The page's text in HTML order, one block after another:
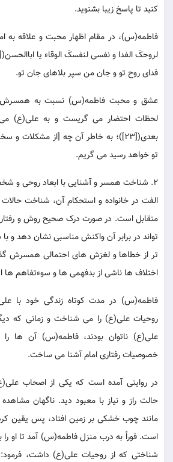
کنید تا پاسخ زیبا بشنوید.
فاطمه(س)، در مقام اظهار محبت و علاقه به
فدای روح تو و جان من سپر بلاهای جان تو.
عشق و محبت فاطمه(س) نسبت به همسرش
لحظات احتضار می گریست و به علی(ع) می
بعدی([23])؛ به خاطر آن چه [از
تو خواهد رسید می گریم.
2. شناخت همسر و آشنایی با ابعاد روحی و
الفت در خانواده و استحکام آن، شناخت
متقابل است. در صورت درک صحیح روش و
تواند در برابر آن واکنش مناسبی نشان دهد و
تر از خطاها و لغزش های احتمالی همسرش
اختلاف ها ناشی از بدفهمی ها و سوءتفاهم
فاطمه(س) در مدت کوتاه زندگی خود با
روحیات علی(ع) را می شناخت و زمانی که
علی(ع) ناتوان بودند، فاطمه(س) آن ها را
خصوصیات رفتاری امام آشنا می ساخت.
در روایتی آمده است که یکی از اصحاب
حالت راز و نیاز با معبود دید. ناگهان
مانند چوب خشکی بر زمین افتاد، پس یقین
است. فوراً به درب منزل فاطمه(س) آمد تا او
شناختی که از روحیات علی(ع) داشت،